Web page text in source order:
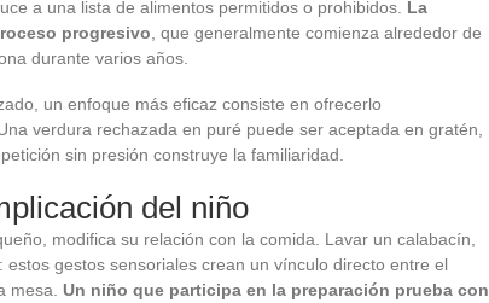
a una lista de alimentos permitidos o prohibidos. La
progresivo , que generalmente comienza alrededor de
durante varios años.
un enfoque más eficaz consiste en ofrecerlo
verdura rechazada en puré puede ser aceptada en gratén,
sin presión construye la familiaridad.
del niño
modifica su relación con la comida. Lavar un calabacín,
gestos sensoriales crean un vínculo directo entre el
mesa. Un niño que participa en la preparación prueba con